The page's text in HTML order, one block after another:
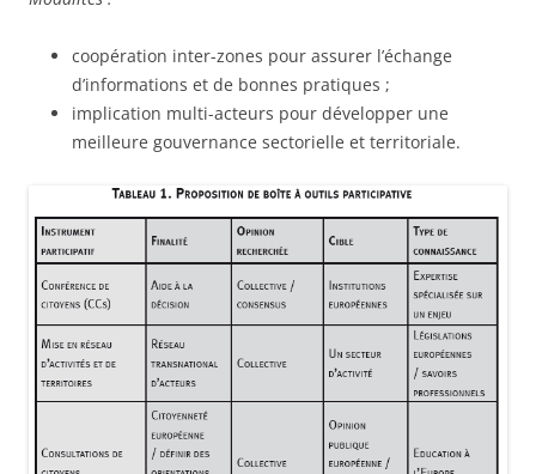
coopération inter-zones pour assurer l’échange
d’informations et de bonnes pratiques ;
implication multi-acteurs pour développer une
meilleure gouvernance sectorielle et territoriale.